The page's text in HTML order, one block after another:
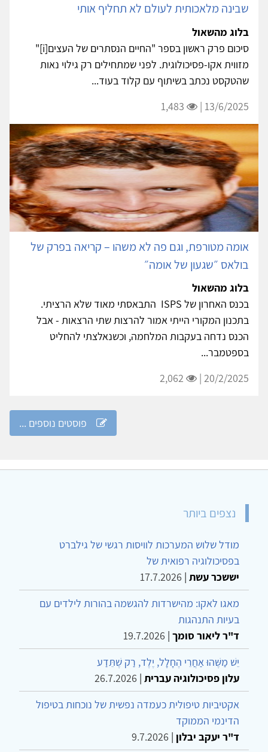
שבינה מלאכותית לעולם לא תחליף אותי
בלוג מהשאול
סיכום פרק ראשון בספר "החיים הנסתרים של העצים[i]"
מזווית אקו-פסיכולוגית. לפני שמתחילים רק גילוי נאות
שהטקסט נכתב בשיתוף עם קלוד בעוד...
13/6/2025 |
אומה מטורפת, וגם פה לא משהו – קריאה בפרק של
בולאס ״שגעון של אומה״
בלוג מהשאול
בכנס האחרון של ISPS התבאסתי מאוד שלא הרציתי.
בתכנון המקורי הייתי אמור להרצות שתי הרצאות - אבל
הכנס נדחה בעקבות המלחמה, וכשנאלצתי להחליט
בספטמבר...
20/2/2025 |
פוסטים נוספים ...
נצפים ביותר
מודל שלוש המערכות לוויסות רגשי של גילברט
בפסיכולוגיה רפואית של
יששכר עשת |
17.7.2026
מאגו לאקו: מהישרדות להגשמה בהורות לילדים עם
בעיות התנהגות
ד"ר ליאור סומך |
19.7.2026
יֵשׁ מַשֶּׁהוּ אַחֲרֵי הֶחָלָל, יֶלֶד, רַק שֶׁתֵּדַע
עלון פסיכולוגיה עברית |
26.7.2026
אקטיביות טיפולית כעמדה נפשית של נוכחות בטיפול
הדינמי הממוקד
ד"ר יעקב יבלון |
9.7.2026